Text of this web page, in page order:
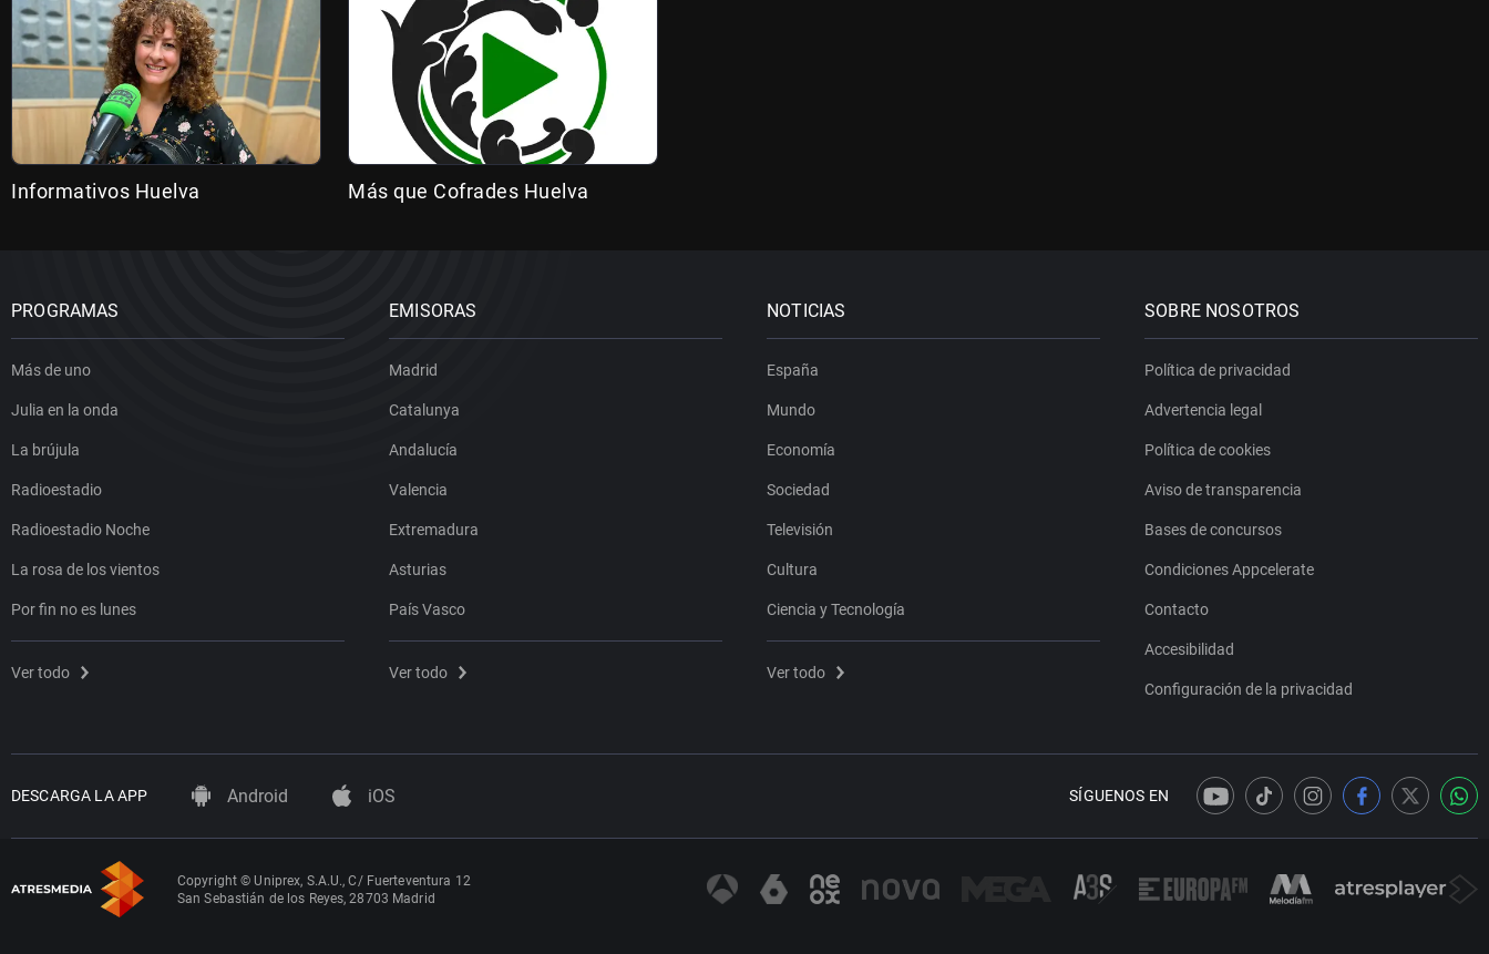
Informativos Huelva Más que Cofrades Huelva
PROGRAMAS
Más de uno
Julia en la onda
La brújula
Radioestadio
Radioestadio Noche
La rosa de los vientos
Por fin no es lunes
Ver todo
EMISORAS
Madrid
Catalunya
Andalucía
Valencia
Extremadura
Asturias
País Vasco
Ver todo
NOTICIAS
España
Mundo
Economía
Sociedad
Televisión
Cultura
Ciencia y Tecnología
Ver todo
SOBRE NOSOTROS
Política de privacidad
Advertencia legal
Política de cookies
Aviso de transparencia
Bases de concursos
Condiciones Appcelerate
Contacto
Accesibilidad
Configuración de la privacidad
DESCARGA LA APP Android iOS SÍGUENOS EN
Copyright © Uniprex, S.A.U., C/ Fuerteventura 12
San Sebastián de los Reyes, 28703 Madrid